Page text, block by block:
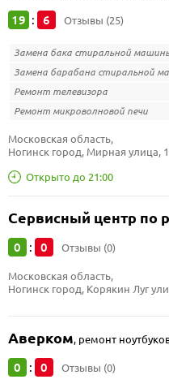
19 : 6 Отзывы (25)
Замена бака стиральной
Замена барабана стиральной
Ремонт телевизора
Ремонт микроволновой печи
Открыто до 21:00
Московская область,
Ногинск город, Мирная улица,
Сервисный центр по
0 : 0 Отзывы (0)
Московская область,
Ногинск город, Корякин Луг
Аверком, ремонт
0 : 0 Отзывы (0)